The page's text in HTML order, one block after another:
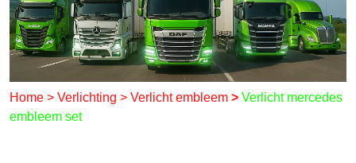
Home > Verlichting > Verlicht embleem > Verlicht mercedes
embleem set